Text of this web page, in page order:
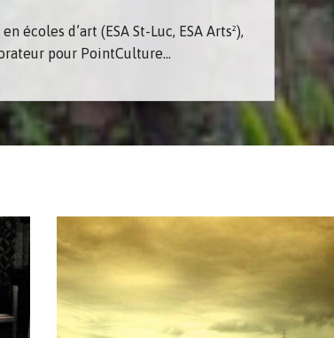
d’art (ESA St-Luc, ESA Arts²),
pour PointCulture…